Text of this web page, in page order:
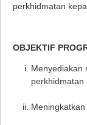
perkhidmatan
OBJEKTIF
Menyediakan
perkhidmatan